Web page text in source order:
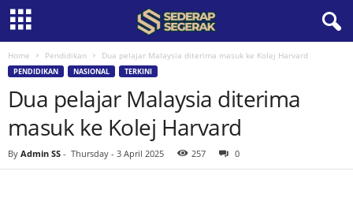
Home Pendidikan Dua pelajar Malaysia diterima masuk ke Kolej Harvard
PENDIDIKAN NASIONAL TERKINI
Dua pelajar Malaysia diterima
masuk ke Kolej Harvard
By Admin SS - Thursday - 3 April 2025 257 0